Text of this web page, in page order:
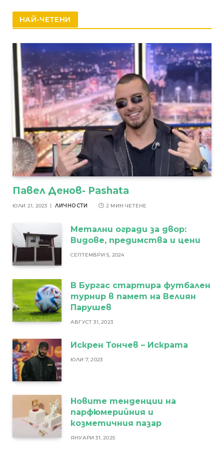
НАЙ-ЧЕТЕНИ
Павел Денов- Pashata
ЮЛИ 21, 2023 ЛИЧНОСТИ 2 МИН ЧЕТЕНЕ
Метални огради за двор:
Видове, предимства и цени
СЕПТЕМВРИ 5, 2024
В Бургас стартира футбален
турнир в памет на Велиян
Парушев
АВГУСТ 31, 2023
Искрен Тончев – Искрата
ЮЛИ 7, 2023
Новите тенденции на
парфюмерийния и
козметичния пазар
ЯНУАРИ 31, 2025